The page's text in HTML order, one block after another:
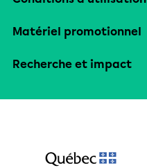
Matériel promotionnel
Recherche et impact